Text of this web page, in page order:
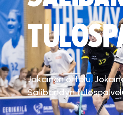
Jokainen ottelu.
Salibandyn